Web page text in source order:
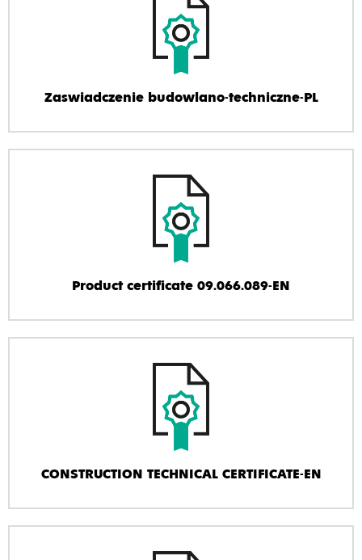
Zaswiadczenie budowlano-techniczne-PL
Product certificate 09.066.089-EN
CONSTRUCTION TECHNICAL CERTIFICATE-EN